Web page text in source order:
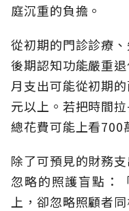
庭沉重的負擔。
從初期的門診診療
後期認知功能嚴重
月支出可能從初期
元以上。若把時間
總花費可能上看700
除了可預見的財務
忽略的照護盲點：
上，卻忽略照顧者